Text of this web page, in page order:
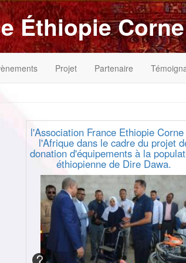
Éthiopie
Projet Partenaire
l'Association France Ethiopie
l'Afrique dans le cadre du projet
donation d'équipements à la
éthiopienne de Dire Dawa.